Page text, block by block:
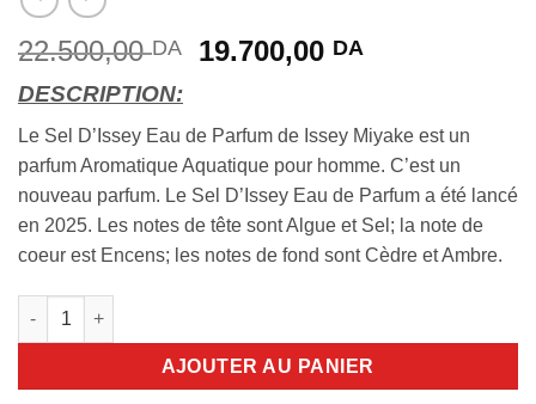
22.500,00DA
Le
était :
22.500,00 DA.
19.700,00 DALe
est :
19.700,00
DESCRIPTION:
Le Sel D’Issey Eau de Parfum de Issey Miyake est un
parfum Aromatique Aquatique pour homme. C’est un
nouveau parfum. Le Sel D’Issey Eau de Parfum a été lancé
en 2025. Les notes de tête sont Algue et Sel; la note de
coeur est Encens; les notes de fond sont Cèdre et Ambre.
quantité de Le Sel D'Issey Eau de Parfum 100ml
AJOUTER AU PANIER